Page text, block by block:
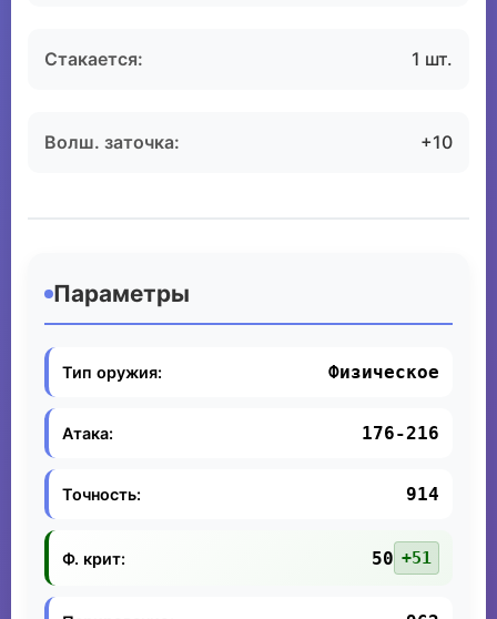
Стакается: 1 шт.
Волш. заточка: +10
Параметры
Тип оружия: Физическое
Атака: 176-216
Точность: 914
Ф. крит: 50 +51